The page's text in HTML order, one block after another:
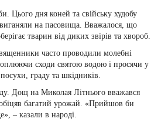
Цього дня коней та свійську худобу
на пасовища. Вважалося, що
тварин від диких звірів та хвороб.
часто проводили молебні
сходи святою водою і просячи у
граду та шкідників.
Дощ на Миколая Літнього вважався
багатий урожай. «Прийшов би
– казали в народі.